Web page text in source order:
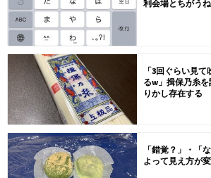
利会場とちがう
「3回ぐらい見
るw」揖保乃糸
りかし存在する
「錯覚？」・「
よって見え方が